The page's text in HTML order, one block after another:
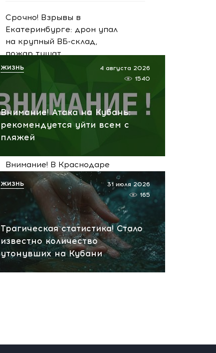
Срочно! Взрывы в
Екатеринбурге: дрон упал
на крупный ВБ-склад,
пожар тушат
сегодня, 07:44
Сейчас! В Киеве ждут
продолжения: " Герани"
ударили по логистическим
складам в Броварах
вчера, 21:11
Внимание! В Краснодаре
БПЛА рухнул рядом с
домами: район оцеплен
вчера, 19:55
Внимание! Атака на Кубань:
рекомендуется уйти всем с
пляжей
4 августа 2026
1540
ЖИЗНЬ
Трагическая статистика! Стало
известно количество
утонувших на Кубани
31 июля 2026
165
ЖИЗНЬ